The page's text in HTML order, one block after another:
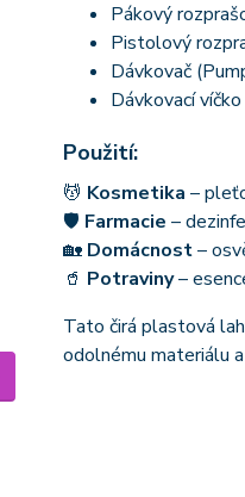
Pákový
Pistolový
Dávkovač
Dávkovací víčko
Použití:
💆 Kosmetika –
🛡 Farmacie –
🏡 Domácnost–
🥤 Potraviny–
Tato čirá plastová
odolnému materiálu